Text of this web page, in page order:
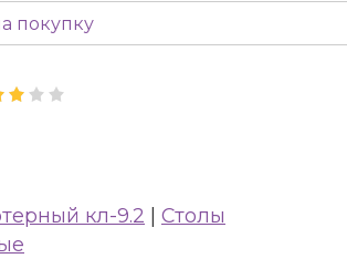
покупку
кл-9.2
Столы